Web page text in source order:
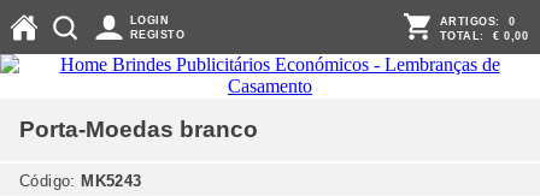
LOGIN
REGISTO
ARTIGOS: 0
TOTAL: € 0,00
Porta-Moedas branco
Código: MK5243